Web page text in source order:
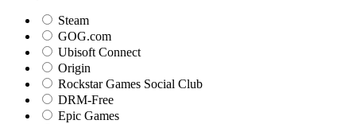
Steam
GOG.com
Ubisoft Connect
Origin
Rockstar Games Social Club
DRM-Free
Epic Games